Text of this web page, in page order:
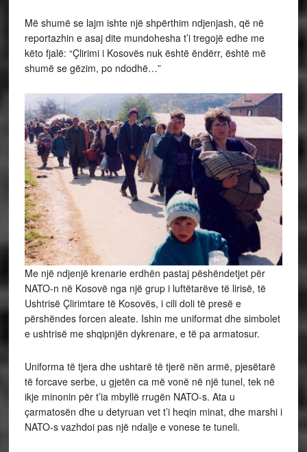
Më shumë se lajm ishte një shpërthim ndjenjash, që në
reportazhin e asaj dite mundohesha t’i tregojë edhe me
këto fjalë: “Çlirimi i Kosovës nuk është ëndërr, është më
shumë se gëzim, po ndodhë…”
Me një ndjenjë krenarie erdhën pastaj pëshëndetjet për
NATO-n në Kosovë nga një grup i luftëtarëve të lirisë, të
Ushtrisë Çlirimtare të Kosovës, i cili doli të presë e
përshëndes forcen aleate. Ishin me uniformat dhe simbolet
e ushtrisë me shqipnjën dykrenare, e të pa armatosur.
Uniforma të tjera dhe ushtarë të tjerë nën armë, pjesëtarë
të forcave serbe, u gjetën ca më vonë në një tunel, tek në
ikje minonin për t’ia mbyllë rrugën NATO-s. Ata u
çarmatosën dhe u detyruan vet t’i heqin minat, dhe marshi i
NATO-s vazhdoi pas një ndalje e vonese te tuneli.